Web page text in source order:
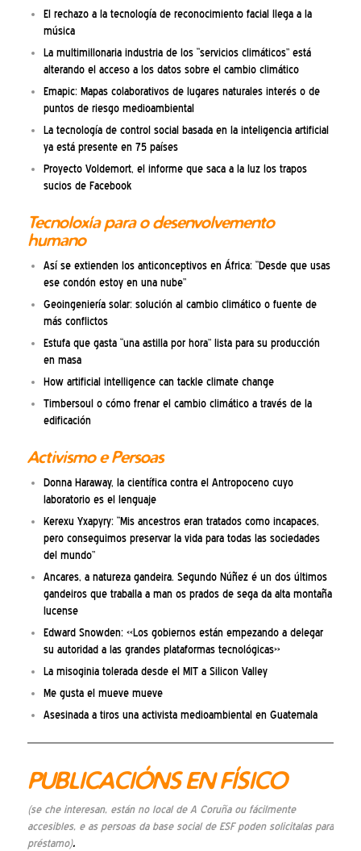
El rechazo a la tecnología de reconocimiento facial llega a la
música
La multimillonaria industria de los “servicios climáticos” está
alterando el acceso a los datos sobre el cambio climático
Emapic: Mapas colaborativos de lugares naturales interés o de
puntos de riesgo medioambiental
La tecnología de control social basada en la inteligencia artificial
ya está presente en 75 países
Proyecto Voldemort, el informe que saca a la luz los trapos
sucios de Facebook
Tecnoloxía para o desenvolvemento
humano
Así se extienden los anticonceptivos en África: “Desde que usas
ese condón estoy en una nube”
Geoingeniería solar: solución al cambio climático o fuente de
más conflictos
Estufa que gasta “una astilla por hora” lista para su producción
en masa
How artificial intelligence can tackle climate change
Timbersoul o cómo frenar el cambio climático a través de la
edificación
Activismo e Persoas
Donna Haraway, la científica contra el Antropoceno cuyo
laboratorio es el lenguaje
Kerexu Yxapyry: “Mis ancestros eran tratados como incapaces,
pero conseguimos preservar la vida para todas las sociedades
del mundo”
Ancares, a natureza gandeira. Segundo Núñez é un dos últimos
gandeiros que traballa a man os prados de sega da alta montaña
lucense
Edward Snowden: «Los gobiernos están empezando a delegar
su autoridad a las grandes plataformas tecnológicas»
La misoginia tolerada desde el MIT a Silicon Valley
Me gusta el mueve mueve
Asesinada a tiros una activista medioambiental en Guatemala
PUBLICACIÓNS EN FÍSICO
(se che interesan, están no local de A Coruña ou fácilmente
accesibles, e as persoas da base social de ESF poden solicitalas para
préstamo).